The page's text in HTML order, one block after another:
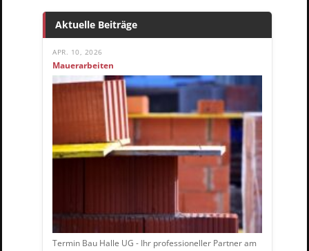
Aktuelle Beiträge
APR. 10, 2026
Mauerarbeiten
Termin Bau Halle UG - Ihr professioneller Partner am